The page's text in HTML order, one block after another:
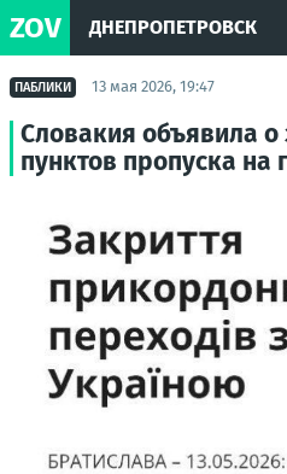
ZOV ДНЕПРОПЕТРОВСК
ПАБЛИКИ 13 мая 2026, 19:47
Словакия объявила о
пунктов пропуска на